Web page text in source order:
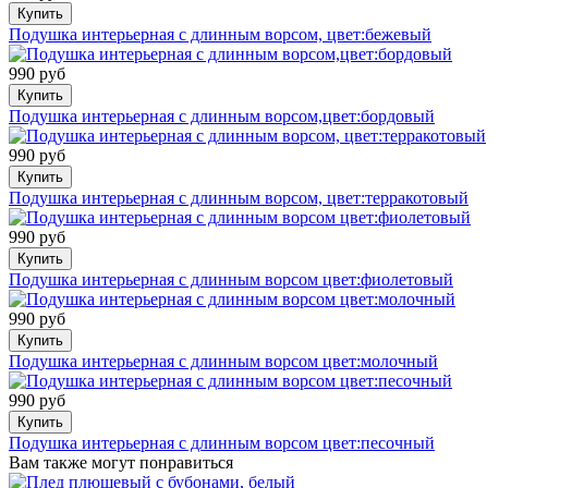
Купить
Подушка интерьерная с длинным ворсом, цвет:бежевый
990 руб
Купить
Подушка интерьерная с длинным ворсом,цвет:бордовый
990 руб
Купить
Подушка интерьерная с длинным ворсом, цвет:терракотовый
990 руб
Купить
Подушка интерьерная с длинным ворсом цвет:фиолетовый
990 руб
Купить
Подушка интерьерная с длинным ворсом цвет:молочный
990 руб
Купить
Подушка интерьерная с длинным ворсом цвет:песочный
Вам также могут понравиться